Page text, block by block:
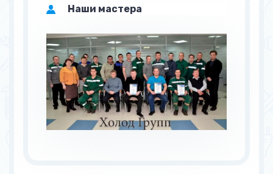
Наши мастера